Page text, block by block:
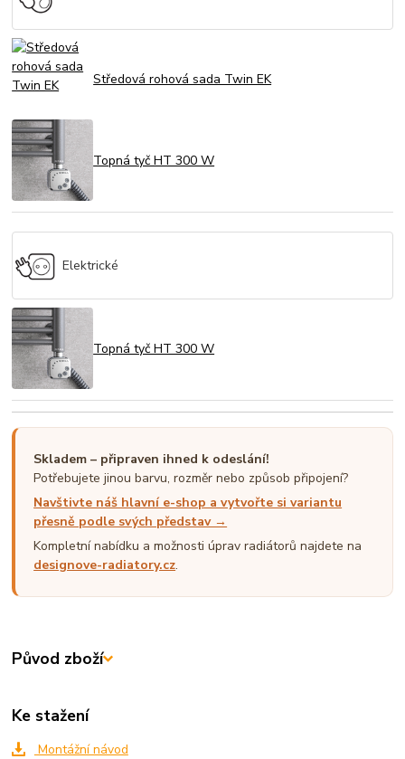
Středová rohová sada Twin EK
Topná tyč HT 300 W
Elektrické
Topná tyč HT 300 W
Skladem – připraven ihned k odeslání!
Potřebujete jinou barvu, rozměr nebo způsob připojení?
Navštivte náš hlavní e-shop a vytvořte si variantu
přesně podle svých představ →
Kompletní nabídku a možnosti úprav radiátorů najdete na
designove-radiatory.cz.
Původ zboží
Ke stažení
Montážní návod